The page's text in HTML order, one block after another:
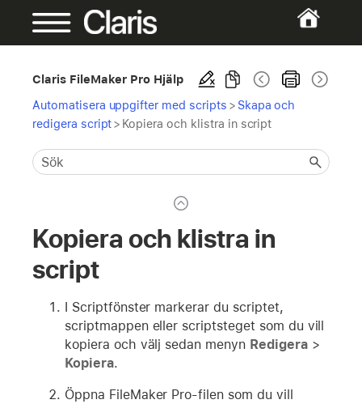
Claris FileMaker Pro Hjälp
Automatisera uppgifter med scripts > Skapa och
redigera script> Kopiera och klistra in script
Kopiera och klistra in
script
I Scriptfönster markerar du scriptet,
scriptmappen eller scriptsteget som du vill
kopiera och välj sedan menyn Redigera>
Kopiera.
Öppna FileMaker Pro-filen som du vill